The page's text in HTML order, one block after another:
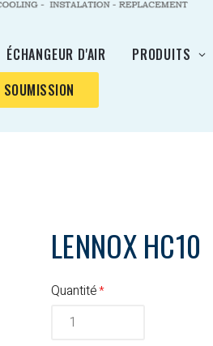
ÉCHANGEUR D'AIR PRODUITS
SOUMISSION
LENNOX HC10
Quantité